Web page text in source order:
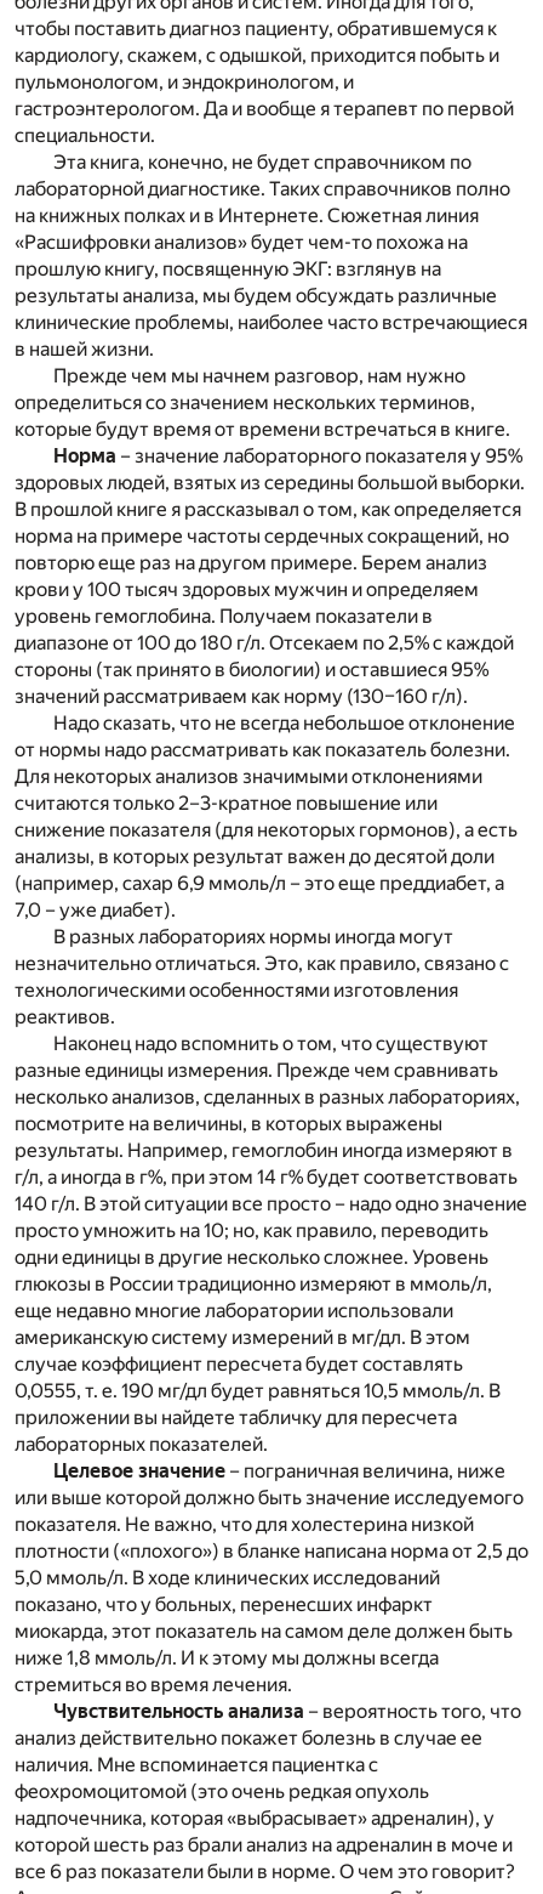
чтобы поставить диагноз пациенту, обратившемуся к
кардиологу, скажем, с одышкой, приходится побыть и
пульмонологом, и эндокринологом, и
гастроэнтерологом. Да и вообще я терапевт по первой
специальности.
Эта книга, конечно, не будет справочником по
лабораторной диагностике. Таких справочников полно
на книжных полках и в Интернете. Сюжетная линия
«Расшифровки анализов» будет чем-то похожа на
прошлую книгу, посвященную ЭКГ: взглянув на
результаты анализа, мы будем обсуждать различные
клинические проблемы, наиболее часто встречающиеся
в нашей жизни.
Прежде чем мы начнем разговор, нам нужно
определиться со значением нескольких терминов,
которые будут время от времени встречаться в книге.
Норма – значение лабораторного показателя у 95%
здоровых людей, взятых из середины большой выборки.
В прошлой книге я рассказывал о том, как определяется
норма на примере частоты сердечных сокращений, но
повторю еще раз на другом примере. Берем анализ
крови у 100 тысяч здоровых мужчин и определяем
уровень гемоглобина. Получаем показатели в
диапазоне от 100 до 180 г/л. Отсекаем по 2,5% с каждой
стороны (так принято в биологии) и оставшиеся 95%
значений рассматриваем как норму (130–160 г/л).
Надо сказать, что не всегда небольшое отклонение
от нормы надо рассматривать как показатель болезни.
Для некоторых анализов значимыми отклонениями
считаются только 2–3-кратное повышение или
снижение показателя (для некоторых гормонов), а есть
анализы, в которых результат важен до десятой доли
(например, сахар 6,9 ммоль/л – это еще преддиабет, а
7,0 – уже диабет).
В разных лабораториях нормы иногда могут
незначительно отличаться. Это, как правило, связано с
технологическими особенностями изготовления
реактивов.
Наконец надо вспомнить о том, что существуют
разные единицы измерения. Прежде чем сравнивать
несколько анализов, сделанных в разных лабораториях,
посмотрите на величины, в которых выражены
результаты. Например, гемоглобин иногда измеряют в
г/л, а иногда в г%, при этом 14 г% будет соответствовать
140 г/л. В этой ситуации все просто – надо одно значение
просто умножить на 10; но, как правило, переводить
одни единицы в другие несколько сложнее. Уровень
глюкозы в России традиционно измеряют в ммоль/л,
еще недавно многие лаборатории использовали
американскую систему измерений в мг/дл. В этом
случае коэффициент пересчета будет составлять
0,0555, т. е. 190 мг/дл будет равняться 10,5 ммоль/л. В
приложении вы найдете табличку для пересчета
лабораторных показателей.
Целевое значение – пограничная величина, ниже
или выше которой должно быть значение исследуемого
показателя. Не важно, что для холестерина низкой
плотности («плохого») в бланке написана норма от 2,5 до
5,0 ммоль/л. В ходе клинических исследований
показано, что у больных, перенесших инфаркт
миокарда, этот показатель на самом деле должен быть
ниже 1,8 ммоль/л. И к этому мы должны всегда
стремиться во время лечения.
Чувствительность анализа – вероятность того, что
анализ действительно покажет болезнь в случае ее
наличия. Мне вспоминается пациентка с
феохромоцитомой (это очень редкая опухоль
надпочечника, которая «выбрасывает» адреналин), у
которой шесть раз брали анализ на адреналин в моче и
все 6 раз показатели были в норме. О чем это говорит?